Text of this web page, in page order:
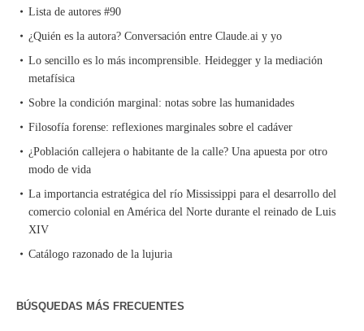
Lista de autores #90
¿Quién es la autora? Conversación entre Claude.ai y yo
Lo sencillo es lo más incomprensible. Heidegger y la mediación
metafísica
Sobre la condición marginal: notas sobre las humanidades
Filosofía forense: reflexiones marginales sobre el cadáver
¿Población callejera o habitante de la calle? Una apuesta por otro
modo de vida
La importancia estratégica del río Mississippi para el desarrollo del
comercio colonial en América del Norte durante el reinado de Luis
XIV
Catálogo razonado de la lujuria
BÚSQUEDAS MÁS FRECUENTES